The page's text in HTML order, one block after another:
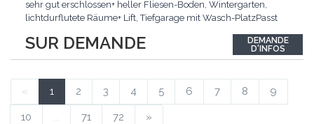
SUR DEMANDE
sehr gut erschlossen+ heller Fliesen-Boden, Wintergarten,
lichtdurflutete Räume+ Lift, Tiefgarage mit Wasch-PlatzPasst
Lage.KLARTEXT: Helles Wohnen an ruhiger Lage mit
Wintergarten und bester Anbindung.Interessiert? JETZT
DEMANDE
D'INFOS
« 1 2 3 4 5 6 7 8 9
10 ... 71 72 »